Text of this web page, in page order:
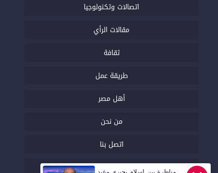
اتصالات وتكنولوجيا
مقالات الرأي
ثقافة
طريقة عمل
أهل مصر
من نحن
اتصل بنا
السياسة التحريرية